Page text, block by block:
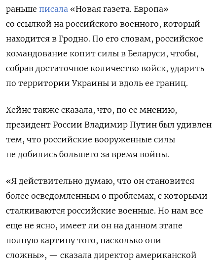
раньше писала «Новая газета. Европа»
со ссылкой на российского военного, который
находится в Гродно. По его словам, российское
командование копит силы в Беларуси, чтобы,
собрав достаточное количество войск, ударить
по территории Украины и вдоль ее границ.
Хейнс также сказала, что, по ее мнению,
президент России Владимир Путин был удивлен
тем, что российские вооруженные силы
не добились большего за время войны.
«Я действительно думаю, что он становится
более осведомленным о проблемах, с которыми
сталкиваются российские военные. Но нам все
еще не ясно, имеет ли он на данном этапе
полную картину того, насколько они
сложны», — сказала директор американской